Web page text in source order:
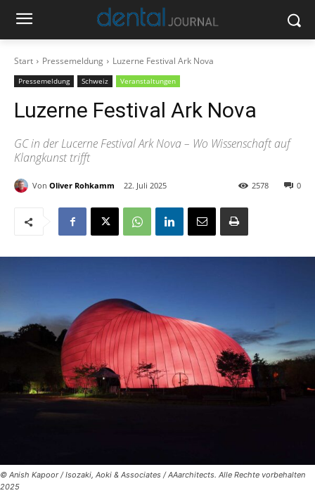
Start Pressemeldung Luzerne Festival Ark Nova
Pressemeldung Schweiz Veranstaltungen
Luzerne Festival Ark Nova
GC in der Lucerne Festival Ark Nova – Wo Wissenschaft auf
Klangkunst trifft
Von Oliver Rohkamm 22. Juli 2025 0
2578
© Anish Kapoor / Isozaki, Aoki & Associates / AAarchitects. Alle Rechte vorbehalten
2025